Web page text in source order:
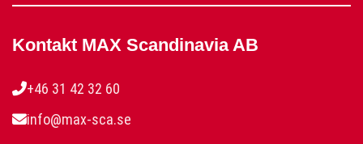
Kontakt MAX Scandinavia AB
+46 31 42 32 60
info@max-sca.se